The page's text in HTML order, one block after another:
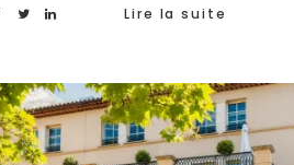
Lire la suite